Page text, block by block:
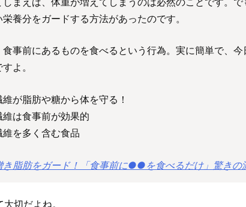
栄養分をガードする方法があったのです。
食事前にあるものを食べるという行為。実に簡単で、
よ。
維が脂肪や糖から体を守る！
維は食事前が効果的
維を多く含む食品
き脂肪をガード！「食事前に●●を食べるだけ」驚きの
切だよね。